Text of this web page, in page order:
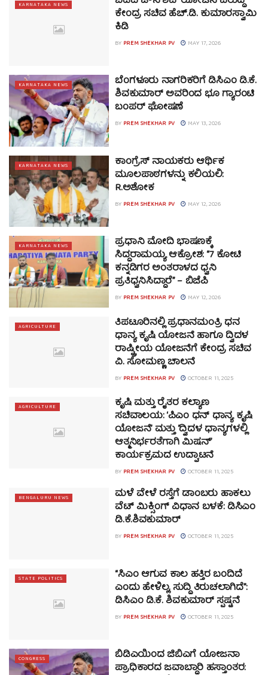
KARNATAKA NEWS
ಕೇಂದ್ರ ಸಚಿವ ಹೆಚ್.ಡಿ. ಕುಮಾರಸ್ವಾಮಿ
ಕಿಡಿ
BY PREM SHEKHAR PV MAY 17, 2026
KARNATAKA NEWS ಬೆಂಗಳೂರು ನಾಗರಿಕರಿಗೆ ಡಿಸಿಎಂ ಡಿ.ಕೆ.
ಶಿವಕುಮಾರ್‌ ಅವರಿಂದ ಭೂ ಗ್ಯಾರಂಟಿ
ಬಂಪರ್ ಘೋಷಣೆ
BY PREM SHEKHAR PV MAY 13, 2026
KARNATAKA NEWS ಕಾಂಗ್ರೆಸ್ ನಾಯಕರು ಆರ್ಥಿಕ
ಮೂಲಪಾಠಗಳನ್ನು ಕಲಿಯಲಿ:
R.ಅಶೋಕ
BY PREM SHEKHAR PV MAY 12, 2026
KARNATAKA NEWS ಪ್ರಧಾನಿ ಮೋದಿ ಭಾಷಣಕ್ಕೆ
ಸಿದ್ದರಾಮಯ್ಯ ಆಕ್ರೋಶ: “7 ಕೋಟಿ
ಕನ್ನಡಿಗರ ಅಂತರಾಳದ ಧ್ವನಿ
ಪ್ರತಿಧ್ವನಿಸಿದ್ದಾರೆ” – ಬಿಜೆಪಿ
BY PREM SHEKHAR PV MAY 12, 2026
AGRICULTURE ತಿಪಟೂರಿನಲ್ಲಿ ಪ್ರಧಾನಮಂತ್ರಿ ಧನ
ಧಾನ್ಯ ಕೃಷಿ ಯೋಜನೆ ಹಾಗೂ ದ್ವಿದಳ
ರಾಷ್ಟ್ರೀಯ ಯೋಜನೆಗೆ ಕೇಂದ್ರ ಸಚಿವ
ವಿ. ಸೋಮಣ್ಣ ಚಾಲನೆ
BY PREM SHEKHAR PV OCTOBER 11, 2025
AGRICULTURE ಕೃಷಿ ಮತ್ತು ರೈತರ ಕಲ್ಯಾಣ
ಸಚಿವಾಲಯ: ‘ಪಿಎಂ ಧನ್ ಧಾನ್ಯ ಕೃಷಿ
ಯೋಜನೆ’ ಮತ್ತು ‘ದ್ವಿದಳ ಧಾನ್ಯಗಳಲ್ಲಿ
ಆತ್ಮನಿರ್ಭರತೆಗಾಗಿ ಮಿಷನ್’
ಕಾರ್ಯಕ್ರಮದ ಉದ್ಘಾಟನೆ
BY PREM SHEKHAR PV OCTOBER 11, 2025
BENGALURU NEWS ಮಳೆ ವೇಳೆ ರಸ್ತೆಗೆ ಡಾಂಬರು ಹಾಕಲು
ವೆಟ್ ಮಿಕ್ಸಿಂಗ್ ವಿಧಾನ ಬಳಕೆ: ಡಿಸಿಎಂ
ಡಿ.ಕೆ.ಶಿವಕುಮಾರ್
BY PREM SHEKHAR PV OCTOBER 11, 2025
STATE POLITICS “ಸಿಎಂ ಆಗುವ ಕಾಲ ಹತ್ತಿರ ಬಂದಿದೆ
ಎಂದು ಹೇಳಿಲ್ಲ, ಸುದ್ದಿ ತಿರುಚಲಾಗಿದೆ”:
ಡಿಸಿಎಂ ಡಿ.ಕೆ. ಶಿವಕುಮಾರ್ ಸ್ಪಷ್ಟನೆ
BY PREM SHEKHAR PV OCTOBER 11, 2025
CONGRESS ಬಿಡಿಎಯಿಂದ ಜಿಬಿಎಗೆ ಯೋಜನಾ
ಪ್ರಾಧಿಕಾರದ ಜವಾಬ್ದಾರಿ ಹಸ್ತಾಂತರ: